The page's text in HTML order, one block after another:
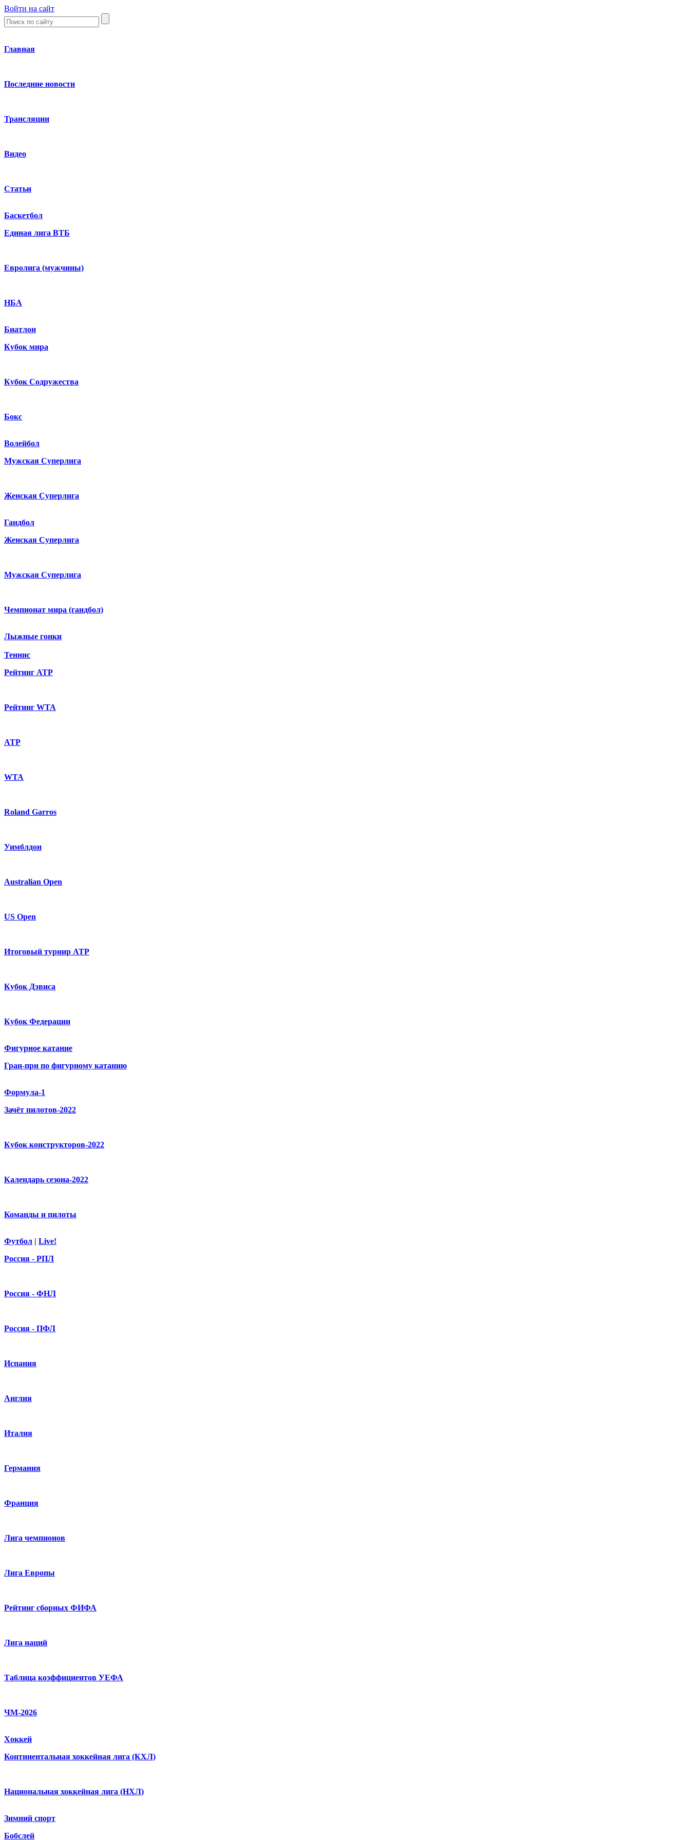
Войти на сайт
Главная
Последние новости
Трансляции
Видео
Статьи
Баскетбол
Единая лига ВТБ
Евролига (мужчины)
НБА
Биатлон
Кубок мира
Кубок Содружества
Бокс
Волейбол
Мужская Суперлига
Женская Суперлига
Гандбол
Женская Суперлига
Мужская Суперлига
Чемпионат мира (гандбол)
Лыжные гонки
Теннис
Рейтинг ATP
Рейтинг WTA
ATP
WTA
Roland Garros
Уимблдон
Australian Open
US Open
Итоговый турнир ATP
Кубок Дэвиса
Кубок Федерации
Фигурное катание
Гран-при по фигурному катанию
Формула-1
Зачёт пилотов-2022
Кубок конструкторов-2022
Календарь сезона-2022
Команды и пилоты
Футбол | Live!
Россия - РПЛ
Россия - ФНЛ
Россия - ПФЛ
Испания
Англия
Италия
Германия
Франция
Лига чемпионов
Лига Европы
Рейтинг сборных ФИФА
Лига наций
Таблица коэффициентов УЕФА
ЧМ-2026
Хоккей
Континентальная хоккейная лига (КХЛ)
Национальная хоккейная лига (НХЛ)
Зимний спорт
Бобслей